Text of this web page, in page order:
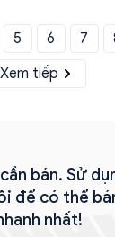
5 6 7
Xem tiếp
bán. Sử
để có thể
nhất!